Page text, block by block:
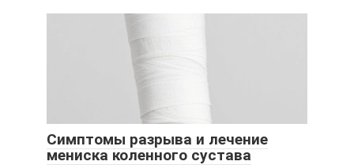
Симптомы разрыва и лечение
мениска коленного сустава